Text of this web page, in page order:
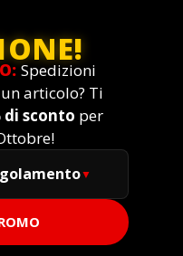
Spedizioni
articolo? Ti
di sconto per